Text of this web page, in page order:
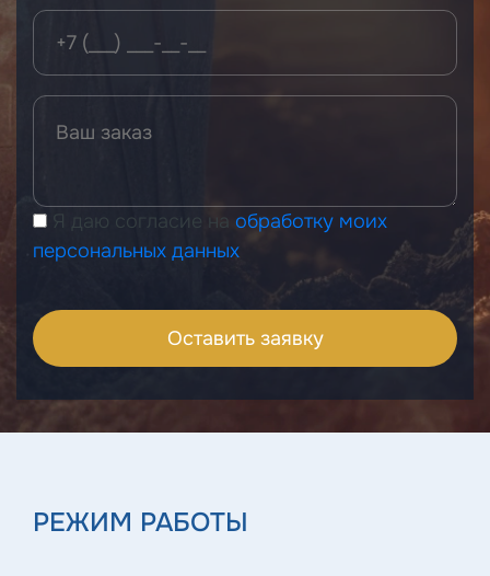
Я даю согласие на обработку моих
персональных данных
РЕЖИМ РАБОТЫ